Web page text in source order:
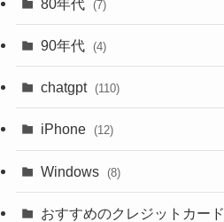
80年代 (7)
90年代 (4)
chatgpt (110)
iPhone (12)
Windows (8)
おすすめのクレジットカード